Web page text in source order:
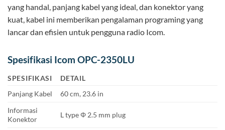
yang handal, panjang kabel yang ideal, dan konektor yang
kuat, kabel ini memberikan pengalaman programing yang
lancar dan efisien untuk pengguna radio Icom.
Spesifikasi Icom OPC-2350LU
SPESIFIKASI
DETAIL
Panjang Kabel
60 cm, 23.6 in
Informasi
Konektor
L type Φ 2.5 mm plug